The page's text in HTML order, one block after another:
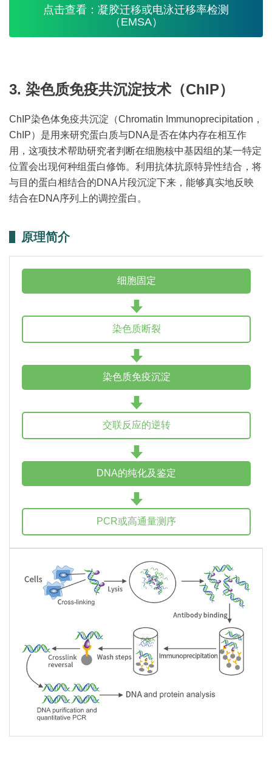
点击查看：凝胶迁移或电泳迁移率检测
（EMSA）
3. 染色质免疫共沉淀技术（ChIP）
ChIP染色体免疫共沉淀（Chromatin Immunoprecipitation，
ChIP）是用来研究蛋白质与DNA是否在体内存在相互作
用，这项技术帮助研究者判断在细胞核中基因组的某一特定
位置会出现何种组蛋白修饰。利用抗体抗原特异性结合，将
与目的蛋白相结合的DNA片段沉淀下来，能够真实地反映
结合在DNA序列上的调控蛋白。
原理简介
细胞固定
染色质断裂
染色质免疫沉淀
交联反应的逆转
DNA的纯化及鉴定
PCR或高通量测序